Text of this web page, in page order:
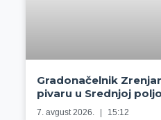
Gradonačelnik
pivaru u Srednjoj
7. avgust 2026. 15:12